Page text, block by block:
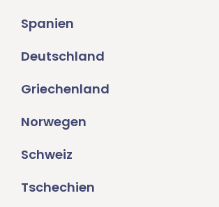
Spanien
Deutschland
Griechenland
Norwegen
Schweiz
Tschechien